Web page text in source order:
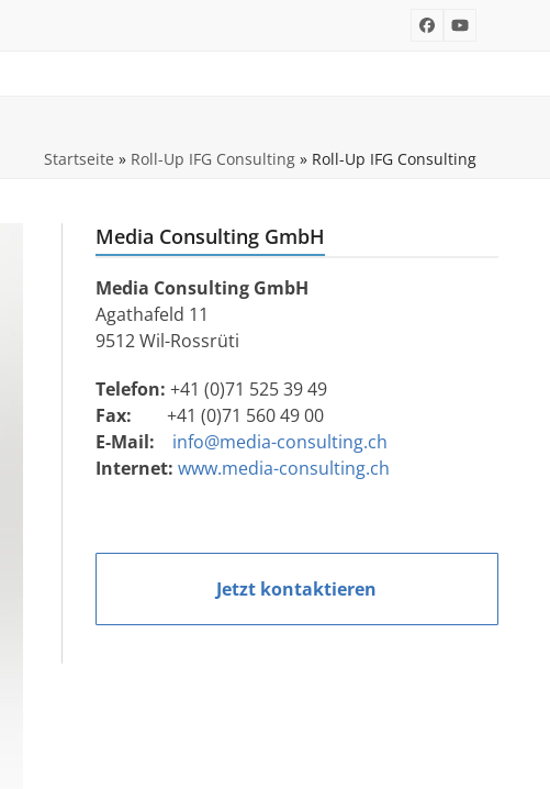
FacebookYouTube
Startseite » Roll-Up IFG Consulting» Roll-Up IFG Consulting
Media Consulting GmbH
Media Consulting GmbH
Agathafeld 11
9512 Wil-Rossrüti
Telefon: +41 (0)71 525 39 49
Fax: +41 (0)71 560 49 00
E-Mail:
info@media-consulting.ch
Internet: www.media-consulting.ch
Jetzt kontaktieren